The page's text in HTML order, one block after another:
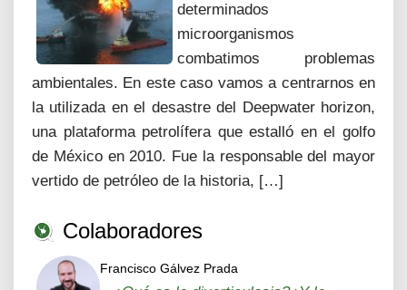
determinados
microorganismos
combatimos problemas
ambientales. En este caso vamos a centrarnos en
la utilizada en el desastre del Deepwater horizon,
una plataforma petrolífera que estalló en el golfo
de México en 2010. Fue la responsable del mayor
vertido de petróleo de la historia, […]
Colaboradores
Francisco Gálvez Prada